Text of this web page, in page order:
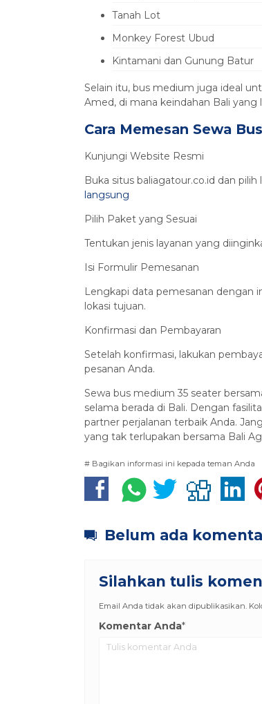
Tanah Lot
Monkey Forest Ubud
Kintamani dan Gunung Batur
Selain itu, bus medium juga ideal
Amed, di mana keindahan Bali
Cara Memesan Sewa
Kunjungi Website Resmi
Buka situs baliagatour.co.id dan
langsung
Pilih Paket yang Sesuai
Tentukan jenis layanan yang
Isi Formulir Pemesanan
Lengkapi data pemesanan dengan
lokasi tujuan.
Konfirmasi dan Pembayaran
Setelah konfirmasi, lakukan
pesanan Anda.
Sewa bus medium 35 seater
selama berada di Bali. Dengan
partner perjalanan terbaik Anda.
yang tak terlupakan bersama Bali
# Bagikan informasi ini kepada teman Anda
Belum ada
Silahkan tulis
Email Anda tidak akan dipublikasikan.
Komentar Anda*